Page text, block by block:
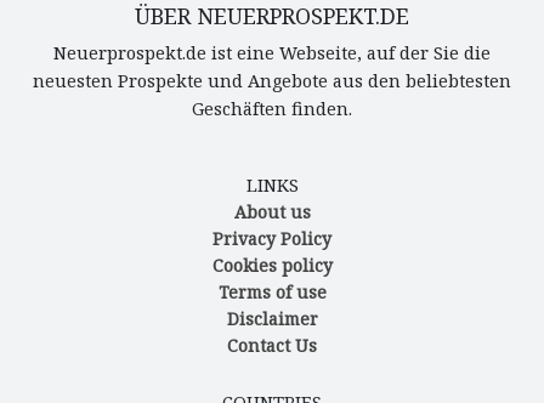
ÜBER NEUERPROSPEKT.DE
Neuerprospekt.de ist eine Webseite, auf der Sie die
neuesten Prospekte und Angebote aus den beliebtesten
Geschäften finden.
LINKS
About us
Privacy Policy
Cookies policy
Terms of use
Disclaimer
Contact Us